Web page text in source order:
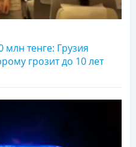
млн тенге: Грузия
грозит до 10 лет